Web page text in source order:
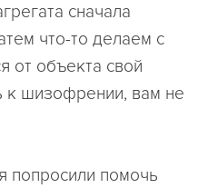
сначала
что-то делаем с
от объекта свой
к шизофрении, вам не
попросили помочь